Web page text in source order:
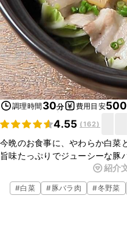
調理時間 30分 費用目安500
4.55 (162)
今晩のお食事に、やわらか白菜
旨味たっぷりでジューシーな豚
入って、ニンニクとごまが香る
で、ぜひお試しくださいね。
紹介
#白菜 #豚バラ肉 #冬野菜